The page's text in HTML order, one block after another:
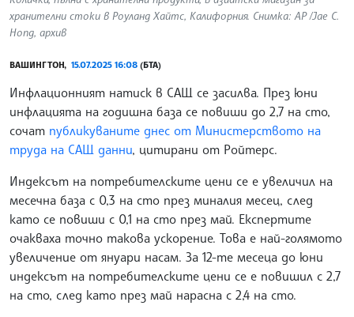
хранителни стоки в Роуланд Хайтс, Калифорния. Снимка: AP /Jae C.
Hong, архив
ВАШИНГТОН, 15.07.2025 16:08 (БТА)
Инфлационният натиск в САЩ се засилва. През юни
инфлацията на годишна база се повиши до 2,7 на сто,
сочат публикуваните днес от Министерството на
труда на САЩ данни, цитирани от Ройтерс.
Индексът на потребителските цени се е увеличил на
месечна база с 0,3 на сто през миналия месец, след
като се повиши с 0,1 на сто през май. Експертите
очакваха точно такова ускорение. Това е най-голямото
увеличение от януари насам. За 12-те месеца до юни
индексът на потребителските цени се е повишил с 2,7
на сто, след като през май нарасна с 2,4 на сто.